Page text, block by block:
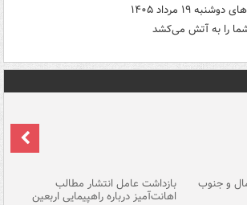
۱۹ مرداد ۱۴۰۵
را به آتش می‌کشد
و جنوب بازداشت عامل انتشار مطالب
اهانت‌آمیز درباره راهپیمایی اربعین